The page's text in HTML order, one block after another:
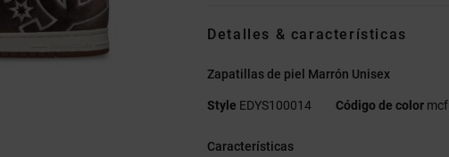
Detalles & características
Zapatillas de piel Marrón Unisex
Style EDYS100014 Código de color mcf
Características